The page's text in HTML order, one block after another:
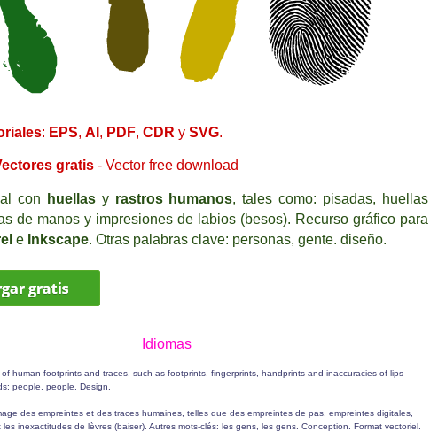
: EPS, AI , PDF, CDR y SVG.
gratis - Vector free download
con huellasy rastros humanos, tales como: pisadas, huellas
de manos y impresiones de labios (besos). Recurso gráfico para
e Inkscape. Otras palabras clave: personas, gente. diseño.
diomas
of human footprints and traces, such as footprints, fingerprints, handprints and inaccuracies of lips
people, people. Design.
des empreintes et des traces humaines, telles que des empreintes de pas, empreintes digitales,
inexactitudes de lèvres (baiser). Autres mots-clés: les gens, les gens. Conception. Format vectoriel.